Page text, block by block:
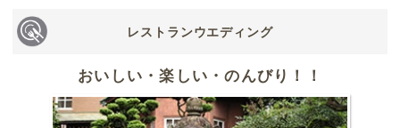
レストランウエディング
おいしい・楽しい・のんびり！！